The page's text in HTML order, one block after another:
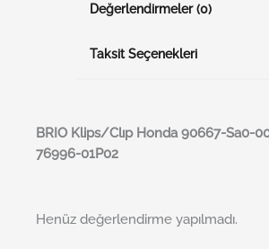
Değerlendirmeler (0)
Taksit Seçenekleri
BRIO Klips/Clıp Honda 90667-Sa0-
76996-01P02
Henüz değerlendirme yapılmadı.